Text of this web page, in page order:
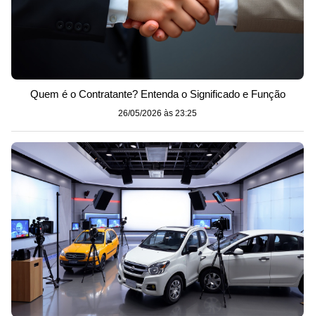
Quem é o Contratante? Entenda o Significado e Função
26/05/2026 às 23:25